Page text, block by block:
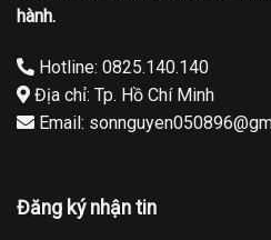
hành.
Hotline: 0825.140.140
Địa chỉ: Tp. Hồ Chí Minh
Email:
Đăng ký nhận tin